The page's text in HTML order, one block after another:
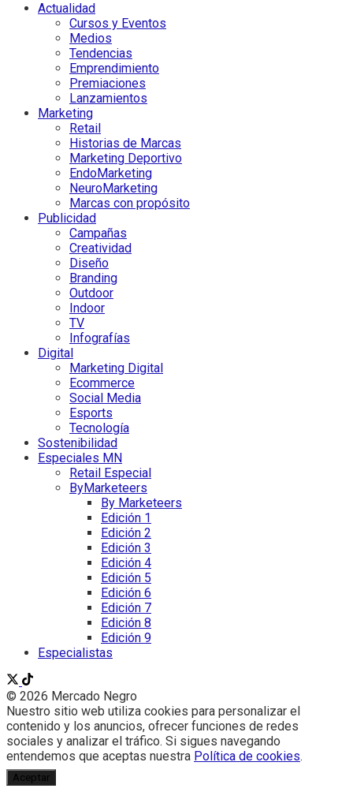
Actualidad
Cursos y Eventos
Medios
Tendencias
Emprendimiento
Premiaciones
Lanzamientos
Marketing
Retail
Historias de Marcas
Marketing Deportivo
EndoMarketing
NeuroMarketing
Marcas con propósito
Publicidad
Campañas
Creatividad
Diseño
Branding
Outdoor
Indoor
TV
Infografías
Digital
Marketing Digital
Ecommerce
Social Media
Esports
Tecnología
Sostenibilidad
Especiales MN
Retail Especial
ByMarketeers
By Marketeers
Edición 1
Edición 2
Edición 3
Edición 4
Edición 5
Edición 6
Edición 7
Edición 8
Edición 9
Especialistas
© 2026 Mercado Negro
Nuestro sitio web utiliza cookies para personalizar el
contenido y los anuncios, ofrecer funciones de redes
sociales y analizar el tráfico. Si sigues navegando
entendemos que aceptas nuestra Política de cookies.
Aceptar